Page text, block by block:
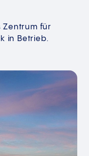
Zentrum für
in Betrieb.